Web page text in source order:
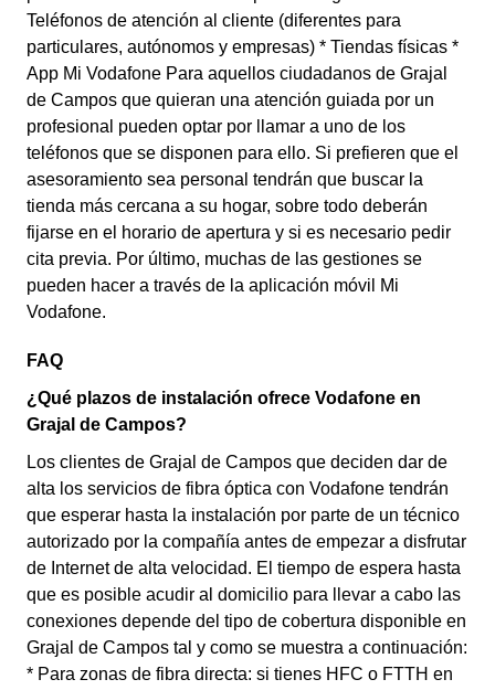
Teléfonos de atención al cliente (diferentes para
particulares, autónomos y empresas) * Tiendas físicas *
App Mi Vodafone Para aquellos ciudadanos de Grajal
de Campos que quieran una atención guiada por un
profesional pueden optar por llamar a uno de los
teléfonos que se disponen para ello. Si prefieren que el
asesoramiento sea personal tendrán que buscar la
tienda más cercana a su hogar, sobre todo deberán
fijarse en el horario de apertura y si es necesario pedir
cita previa. Por último, muchas de las gestiones se
pueden hacer a través de la aplicación móvil Mi
Vodafone.
FAQ
¿Qué plazos de instalación ofrece Vodafone en
Grajal de Campos?
Los clientes de Grajal de Campos que deciden dar de
alta los servicios de fibra óptica con Vodafone tendrán
que esperar hasta la instalación por parte de un técnico
autorizado por la compañía antes de empezar a disfrutar
de Internet de alta velocidad. El tiempo de espera hasta
que es posible acudir al domicilio para llevar a cabo las
conexiones depende del tipo de cobertura disponible en
Grajal de Campos tal y como se muestra a continuación:
* Para zonas de fibra directa: si tienes HFC o FTTH en